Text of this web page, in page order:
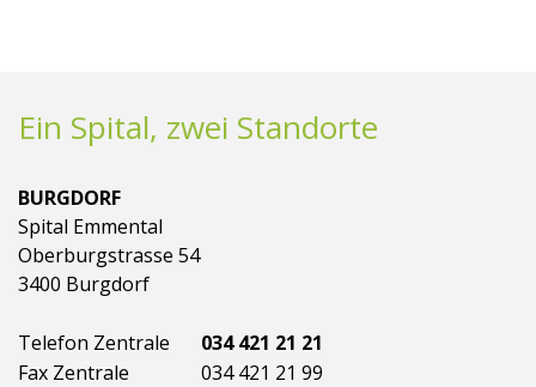
Ein Spital, zwei Standorte
BURGDORF
Spital Emmental
Oberburgstrasse 54
3400 Burgdorf
Telefon Zentrale
034 421 21 21
Fax Zentrale
034 421 21 99